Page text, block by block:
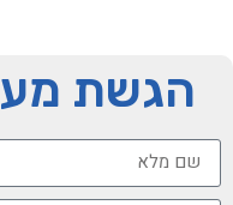
הגשת